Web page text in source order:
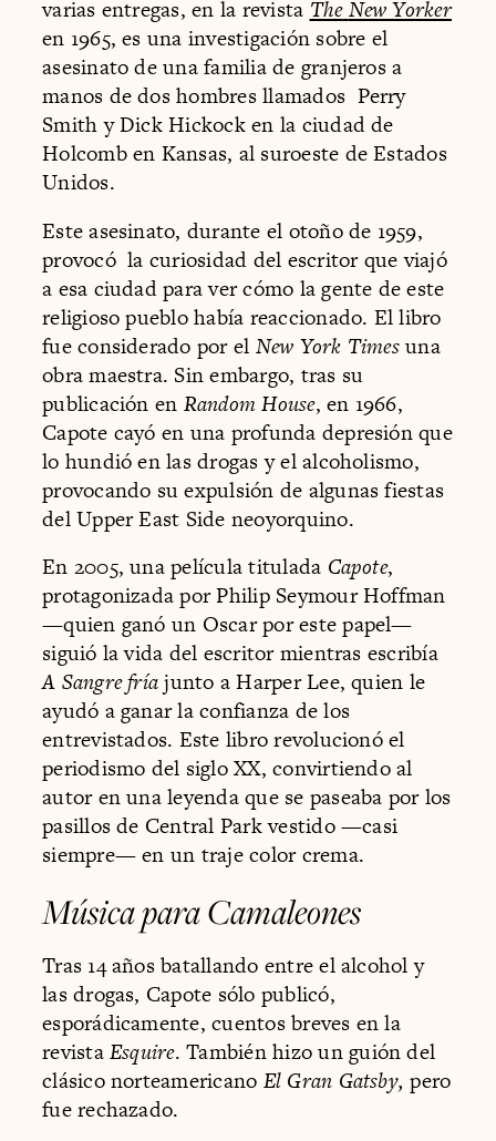
varias entregas, en la revista The New Yorker
en 1965, es una investigación sobre el
asesinato de una familia de granjeros a
manos de dos hombres llamados Perry
Smith y Dick Hickock en la ciudad de
Holcomb en Kansas, al suroeste de Estados
Unidos.
Este asesinato, durante el otoño de 1959,
provocó la curiosidad del escritor que viajó
a esa ciudad para ver cómo la gente de este
religioso pueblo había reaccionado. El libro
fue considerado por el New York Timesuna
obra maestra. Sin embargo, tras su
publicación en Random House, en 1966,
Capote cayó en una profunda depresión que
lo hundió en las drogas y el alcoholismo,
provocando su expulsión de algunas fiestas
del Upper East Side neoyorquino.
En 2005, una película titulada Capote,
protagonizada por Philip Seymour Hoffman
—quien ganó un Oscar por este papel—
siguió la vida del escritor mientras escribía
A Sangre fríajunto a Harper Lee, quien le
ayudó a ganar la confianza de los
entrevistados. Este libro revolucionó el
periodismo del siglo XX, convirtiendo al
autor en una leyenda que se paseaba por los
pasillos de Central Park vestido —casi
siempre— en un traje color crema.
Música para Camaleones
Tras 14 años batallando entre el alcohol y
las drogas, Capote sólo publicó,
esporádicamente, cuentos breves en la
revistaEsquire. También hizo un guión del
clásico norteamericano El Gran Gatsby, pero
fue rechazado.